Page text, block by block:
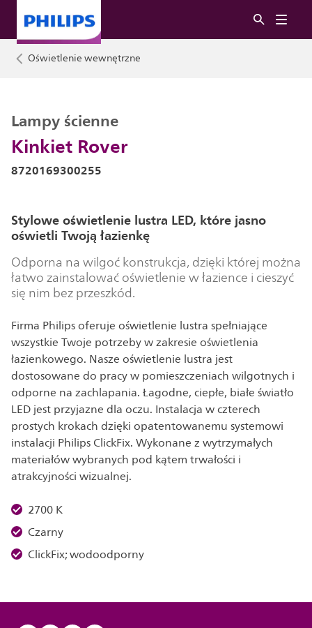
Oświetlenie wewnętrzne
Kinkiet Rover
Lampy ścienne
8720169300255
Stylowe oświetlenie lustra LED, które jasno
oświetli Twoją łazienkę
Odporna na wilgoć konstrukcja, dzięki której można
łatwo zainstalować oświetlenie w łazience i cieszyć
się nim bez przeszkód.
Firma Philips oferuje oświetlenie lustra spełniające
wszystkie Twoje potrzeby w zakresie oświetlenia
łazienkowego. Nasze oświetlenie lustra jest
dostosowane do pracy w pomieszczeniach wilgotnych i
odporne na zachlapania. Łagodne, ciepłe, białe światło
LED jest przyjazne dla oczu. Instalacja w czterech
prostych krokach dzięki opatentowanemu systemowi
instalacji Philips ClickFix. Wykonane z wytrzymałych
materiałów wybranych pod kątem trwałości i
atrakcyjności wizualnej.
2700 K
Czarny
ClickFix; wodoodporny